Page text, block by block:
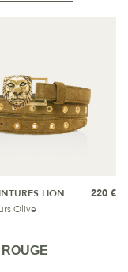
LION
Olive
220 €